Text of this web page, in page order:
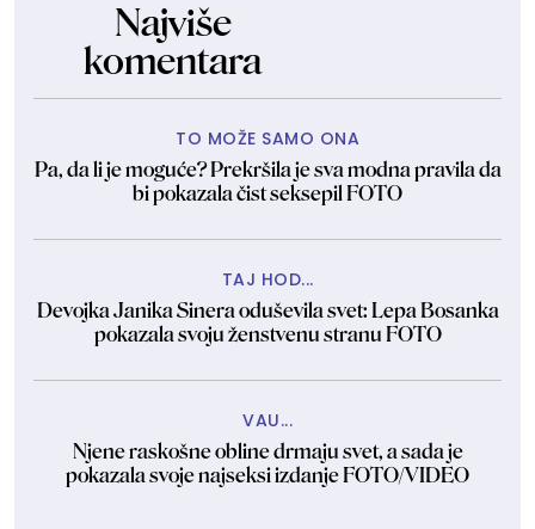
Najviše
komentara
TO MOŽE SAMO ONA
Pa, da li je moguće? Prekršila je sva modna pravila da
bi pokazala čist seksepil FOTO
TAJ HOD...
Devojka Janika Sinera oduševila svet: Lepa Bosanka
pokazala svoju ženstvenu stranu FOTO
VAU...
Njene raskošne obline drmaju svet, a sada je
pokazala svoje najseksi izdanje FOTO/VIDEO